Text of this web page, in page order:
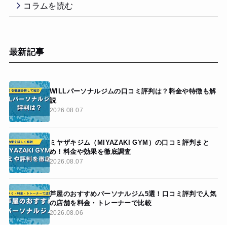
コラムを読む
最新記事
WILLパーソナルジムの口コミ評判は？料金や特徴も解
説
2026.08.07
ミヤザキジム（MIYAZAKI GYM）の口コミ評判まと
め！料金や効果を徹底調査
2026.08.07
芦屋のおすすめパーソナルジム5選！口コミ評判で人気
の店舗を料金・トレーナーで比較
2026.08.06